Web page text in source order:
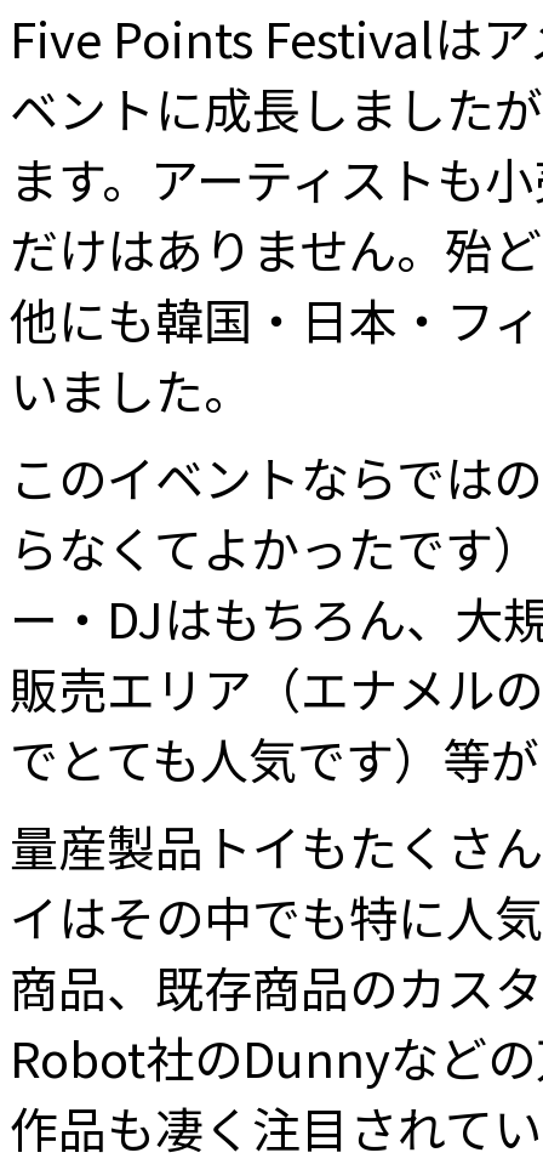
Five Points Festivalは
ベントに成長しました
ます。アーティストも
だけはありません。殆
他にも韓国・日本・フ
いました。
このイベントならでは
らなくてよかったです
ー・DJはもちろん、大
販売エリア（エナメル
でとても人気です）等
量産製品トイもたくさ
イはその中でも特に人
商品、既存商品のカス
Robot社のDunnyなど
作品も凄く注目されて